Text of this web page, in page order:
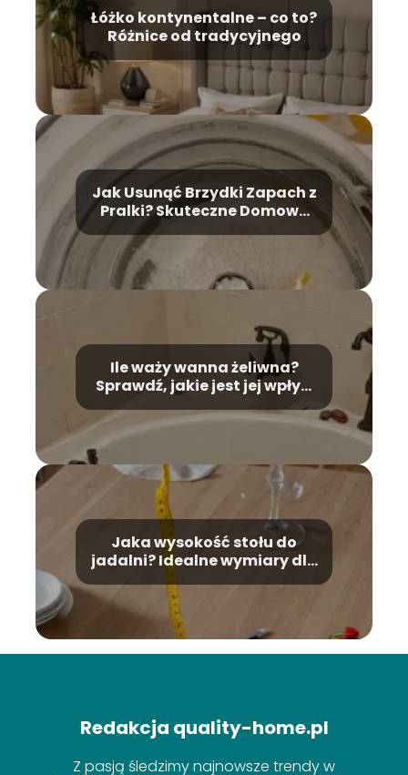
Łóżko kontynentalne – co to?
Różnice od tradycyjnego
Jak Usunąć Brzydki Zapach z
Pralki? Skuteczne Domowe
Ile waży wanna żeliwna?
Sprawdź, jakie jest jej wpływ
Jaka wysokość stołu do
jadalni? Idealne wymiary dla
Redakcja quality-home.pl
Z pasją śledzimy najnowsze trendy w